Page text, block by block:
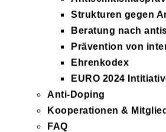
Strukturen gegen
Beratung nach
Prävention von
Ehrenkodex
EURO 2024
Anti-Doping
Kooperationen &
FAQ